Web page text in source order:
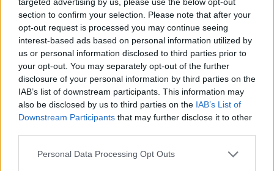
section to confirm your selection. Please note that after your
opt-out request is processed you may continue seeing
interest-based ads based on personal information utilized by
us or personal information disclosed to third parties prior to
your opt-out. You may separately opt-out of the further
disclosure of your personal information by third parties on the
IAB’s list of downstream participants. This information may
also be disclosed by us to third parties on the IAB’s List of
Downstream Participants that may further disclose it to other
Please note that this website/app uses one or more Google
Personal Data Processing Opt Outs
11 ασιστ. Στη μεταγραφική περίοδο του χειμώνα
ήταν σε λίστες αρκετών ιταλικών συλλόγων,
συμπεριλαμβανομένης και της Μπολόνια, που θα
μπορούσε να τον σκεφτεί και ενόψει της νέας
σεζόν.